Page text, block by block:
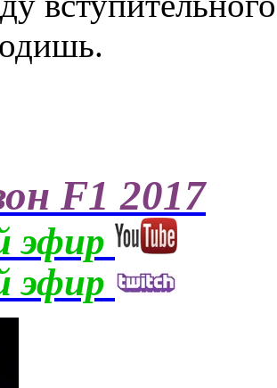
F1 2017
эфир
эфир